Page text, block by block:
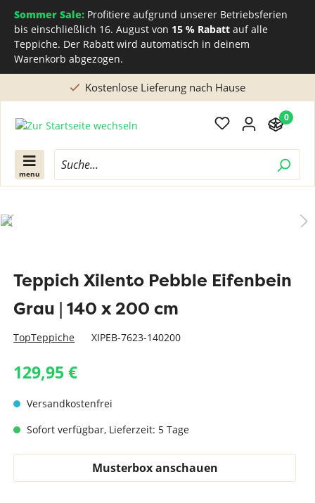
Sommer Sale: Profitiere aufgrund unserer Betriebsferien
bis einschließlich 16. August von 15 % Rabatt auf alle
Teppiche. Der Rabatt wird automatisch in deinem
Warenkorb abgezogen.
Kostenlose Lieferung nach Hause
menu
0
Teppich Xilento Pebble Eifenbein
Grau | 140 x 200 cm
TopTeppiche XIPEB-7623-140200
129,95 €
Versandkostenfrei
Sofort verfügbar, Lieferzeit: 5 Tage
Musterbox anschauen